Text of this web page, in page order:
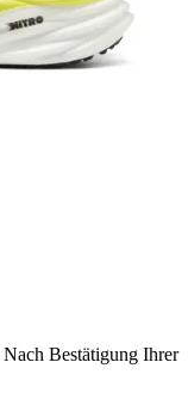
Nach Bestätigung Ihrer